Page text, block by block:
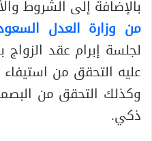
بالإضافة إلى الشروط
من وزارة العدل
لجلسة إبرام عقد
عليه التحقق من
وكذلك التحقق من
ذكي.